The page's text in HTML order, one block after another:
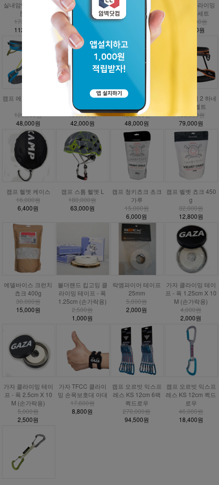
실내암벽 볼더링 입
문세트
173,000원
112,500원
인공외벽 클라이밍
입문세트
797,000원
358,700원
자연암벽 클라이밍
입문세트
1,009,000원
454,100원
자연암벽 클라이밍
고급 입문세트
1,476,000원
885,600원
캠프 에너지 CR3 하
120,000원
48,000원
캠프 에너지 하네스
안전벨트
105,000원
42,000원
캠프 에너지 주니어
하네스
120,000원
48,000원
DMM 매버릭 2 하네
스 안전벨트
158,000원
79,000원
캠프 헬멧 케이스
16,000원
6,400원
캠프 스톰 헬멧 L
180,000원
63,000원
캠프 청키쵸크 초크
가루
15,000원
6,000원
캠프 벨벳 쵸크 450
g
32,000원
12,800원
에델바이스 크런치
쵸크 400g
30,000원
15,000원
볼더랜드 킵고잉 클
라이밍 테이프 - 폭
1.25cm (손가락용)
2,500원
1,000원
락엠파이어 테이프
25mm
5,000원
2,000원
가자 클라이밍 테이
프 - 폭 1.25cm X 10
M (손가락용)
4,000원
2,000원
가자 클라이밍 테이
프 - 폭 2.5cm X 10
M (손가락용)
5,000원
2,500원
가자 TFCC 클라이
밍 손목보호대 아대
17,600원
8,800원
캠프 오르빗 익스프
레스 KS 12cm 6팩
퀵드로우
270,000원
94,500원
캠프 오르빗 익스프
레스 KS 12cm 퀵드
로우
46,000원
18,400원